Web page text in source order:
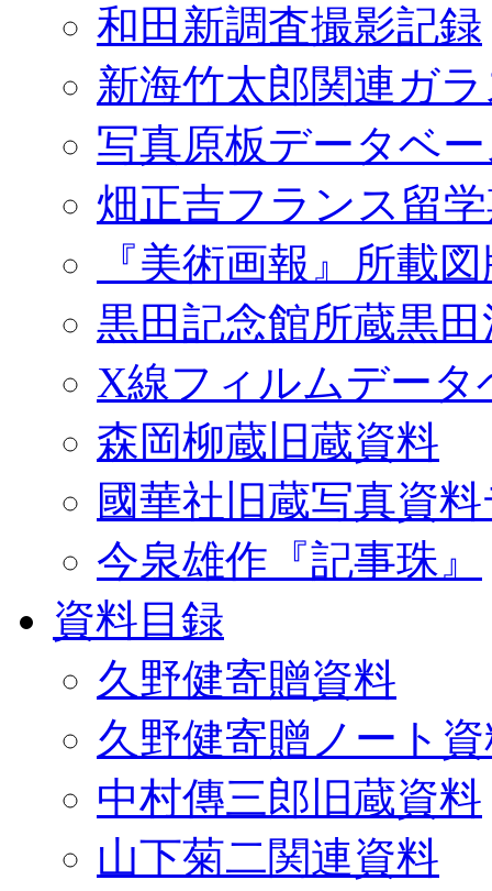
和田新調査撮影記録
新海竹太郎関連ガ
写真原板データベ
畑正吉フランス留
『美術画報』所載
黒田記念館所蔵黒
X線フィルムデータ
森岡柳蔵旧蔵資料
國華社旧蔵写真資
今泉雄作『記事珠』
資料目録
久野健寄贈資料
久野健寄贈ノート
中村傳三郎旧蔵資料
山下菊二関連資料